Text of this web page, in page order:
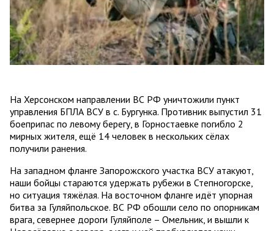
На Херсонском направлении ВС РФ уничтожили пункт
управления БПЛА ВСУ в с. Бургунка. Противник выпустил 31
боеприпас по левому берегу, в Горностаевке погибло 2
мирных жителя, ещё 14 человек в нескольких сёлах
получили ранения.
На западном фланге Запорожского участка ВСУ атакуют,
наши бойцы стараются удержать рубежи в Степногорске,
но ситуация тяжёлая. На восточном фланге идёт упорная
битва за Гуляйпольское. ВС РФ обошли село по опорникам
врага, севернее дороги Гуляйполе – Омельник, и вышли к